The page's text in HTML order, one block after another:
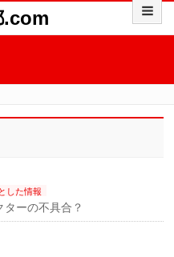
.com
した情報
ーの不具合？